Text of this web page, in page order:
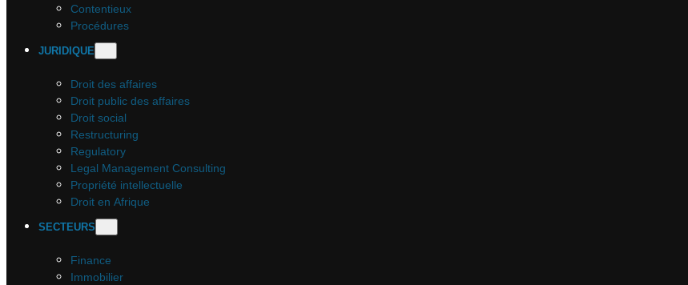
Contentieux
Procédures
JURIDIQUE
Droit des affaires
Droit public des affaires
Droit social
Restructuring
Regulatory
Legal Management Consulting
Propriété intellectuelle
Droit en Afrique
SECTEURS
Finance
Immobilier